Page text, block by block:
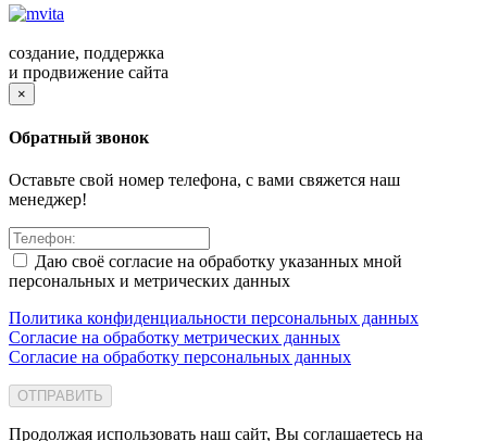
создание, поддержка
и продвижение сайта
×
Обратный звонок
Оставьте свой номер телефона, с вами свяжется наш
менеджер!
Даю своё согласие на обработку указанных мной
персональных и метрических данных
Политика конфиденциальности персональных данных
Согласие на обработку метрических данных
Согласие на обработку персональных данных
ОТПРАВИТЬ
Продолжая использовать наш сайт, Вы соглашаетесь на